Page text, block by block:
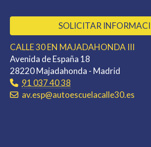
SOLICITAR
CALLE 30 EN MAJADAHONDA III
Avenida de España 18
28220 Majadahonda - Madrid
91 037 40 38
av.esp
autoescuelacalle30.es